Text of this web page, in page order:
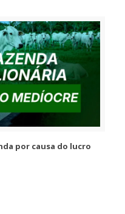
por causa do lucro